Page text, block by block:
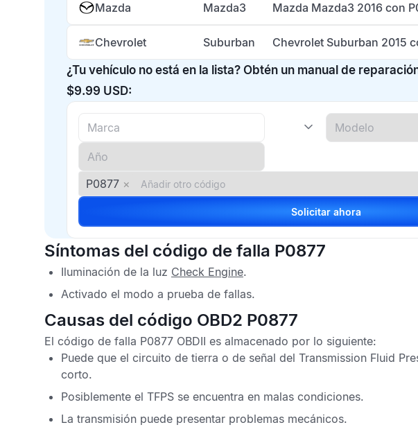
Mazda Mazda3 Mazda Mazda3 2016 con
Chevrolet Suburban Chevrolet Suburban 2015
¿Tu vehículo no está en la lista? Obtén un manual de
$9.99 USD:
P0877 ×
Solicitar ahora
Síntomas del código de falla P0877
Iluminación de la luz Check Engine.
Activado el modo a prueba de fallas.
Causas del código OBD2 P0877
El código de falla P0877 OBDII es almacenado por lo siguiente:
Puede que el circuito de tierra o de señal del Transmission Fluid
corto.
Posiblemente el TFPS se encuentra en malas condiciones.
La transmisión puede presentar problemas mecánicos.